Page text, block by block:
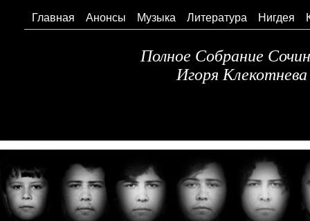
Главная Анонсы Музыка Литература Нигдея
Полное Собрание
Игоря Клекотнева